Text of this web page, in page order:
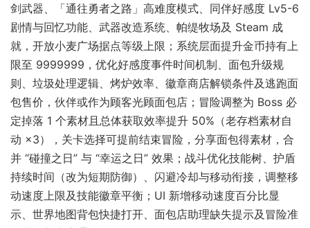
剑武器、「通往勇者之路」高难度模式、同伴好感度 Lv5-6
剧情与回忆功能、武器改造系统、帕缇牧场及 Steam 成
就，开放小麦广场据点等级上限；系统层面提升金币持有上
限至 9999999，优化好感度事件时间机制、面包升级规
则、垃圾处理逻辑、烤炉效率、徽章商店解锁条件及逃跑面
包售价，伙伴或作为顾客光顾面包店；冒险调整为 Boss 必
定掉落 1 个素材且总体获取效率提升 50%（老存档素材自
动 ×3），关卡选择可提前结束冒险，分享面包得素材，合
并 “碰撞之日” 与 “幸运之日” 效果；战斗优化技能树、护盾
持续时间（改为短期防御）、闪避冷却与移动衔接，调整移
动速度上限及技能徽章平衡；UI 新增移动速度百分比显
示、世界地图背包快捷打开、面包店助理缺失提示及冒险准